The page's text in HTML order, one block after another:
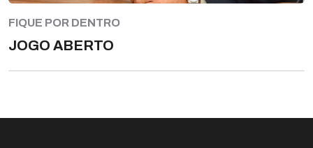
FIQUE POR DENTRO
JOGO ABERTO